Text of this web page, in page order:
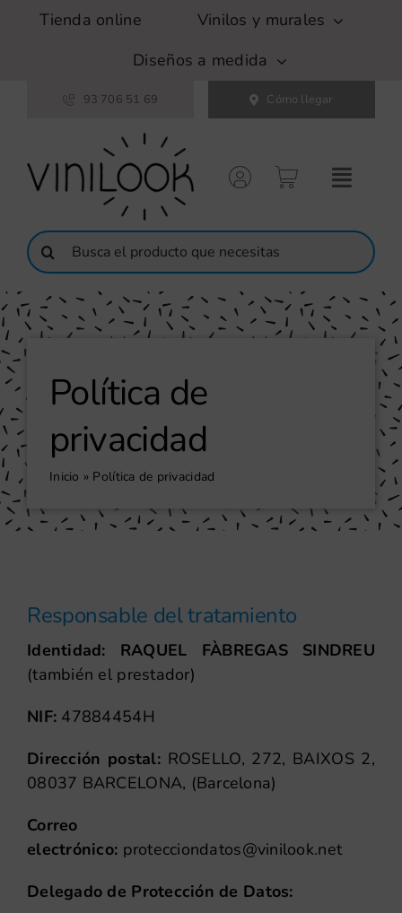
SaltarTienda online
Vinilos y murales
Diseños a medida
93 706 51 69 Cómo llegar
Buscar:
Política de
privacidad
Inicio » Política de privacidad
Responsable del tratamiento
Identidad: RAQUEL FÀBREGAS SINDREU
(también el prestador)
NIF: 47884454H
Dirección postal:ROSELLO, 272, BAIXOS 2,
08037 BARCELONA, (Barcelona)
Correo
electrónico: protecciondatos@vinilook.net
Delegado de Protección de Datos: